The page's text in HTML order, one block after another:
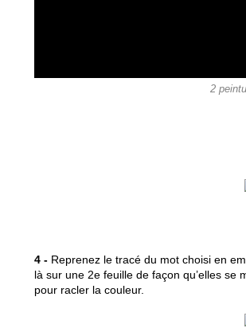
2
4 - Reprenez le tracé du mot choisi en
là sur une 2e feuille de façon qu’elles se
pour racler la couleur.